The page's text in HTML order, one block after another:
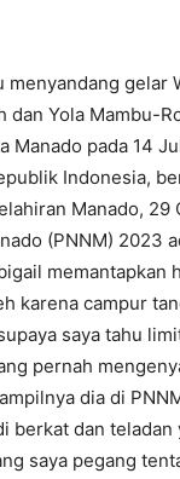
gelar
dan Yola Mambu-
Manado pada 14
Indonesia,
Manado, 29
(PNNM) 2023
memantapkan
karena campur
saya tahu
pernah
dia di
dan teladan
saya pegang